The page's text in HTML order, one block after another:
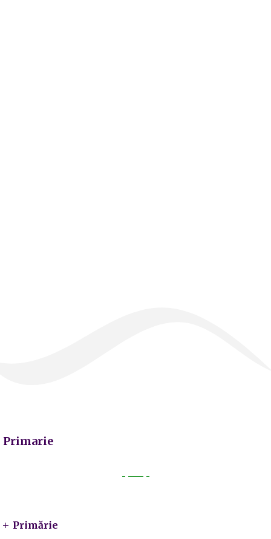
Primarie
Primărie